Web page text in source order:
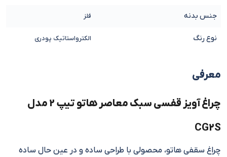
جنس بدنه فلز
نوع رنگ الکترواستاتیک پودری
معرفی
چراغ آویز قفسی سبک معاصر هاتو تیپ 2 مدل
CG2S
چراغ سقفی هاتو، محصولی با طراحی ساده و در عین حال ساده